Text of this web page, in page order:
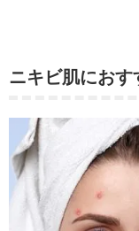
ニキビ肌におす